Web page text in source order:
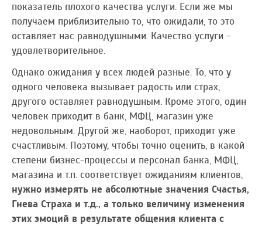
показатель плохого качества услуги. Если же мы
получаем приблизительно то, что ожидали, то это
оставляет нас равнодушными. Качество услуги -
удовлетворительное.
Однако ожидания у всех людей разные. То, что у
одного человека вызывает радость или страх,
другого оставляет равнодушным. Кроме этого, один
человек приходит в банк, МФЦ, магазин уже
недовольным. Другой же, наоборот, приходит уже
счастливым. Поэтому, чтобы точно оценить, в какой
степени бизнес-процессы и персонал банка, МФЦ,
магазина и т.п. соответствует ожиданиям клиентов,
нужно измерять не абсолютные значения Счастья,
Гнева Страха и т.д., а только величину изменения
этих эмоций в результате общения клиента с